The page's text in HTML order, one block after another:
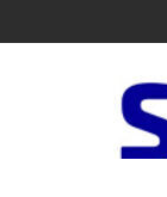
to